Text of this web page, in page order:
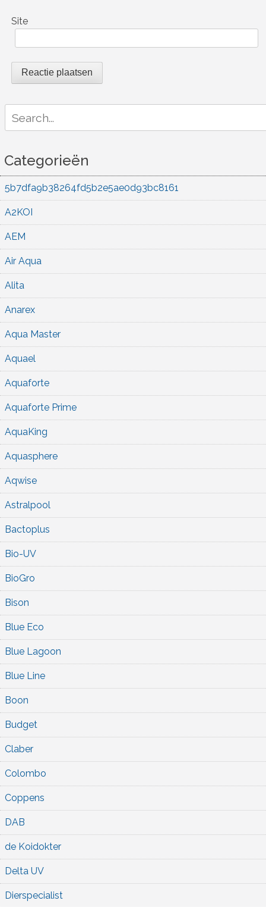
Site
for:
Categorieën
5b7dfa9b38264fd5b2e5ae0d93bc8161
A2KOI
AEM
Air Aqua
Alita
Anarex
Aqua Master
Aquael
Aquaforte
Aquaforte Prime
AquaKing
Aquasphere
Aqwise
Astralpool
Bactoplus
Bio-UV
BioGro
Bison
Blue Eco
Blue Lagoon
Blue Line
Boon
Budget
Claber
Colombo
Coppens
DAB
de Koidokter
Delta UV
Dierspecialist